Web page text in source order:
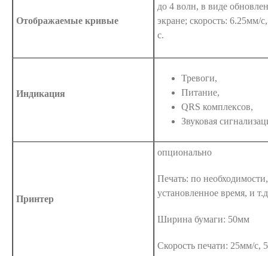
Отображаемые кривые
до 4 волн, в виде
экране; скорость:
с.
Индикация
Тревоги,
Питание,
QRS комплексов,
Звуковая
Принтер
опционально
Печать: по
установленное время, и
Ширина бумаги: 50мм
Скорость печати: 25мм/с,